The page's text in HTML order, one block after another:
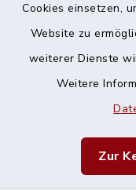
Cookies einsetzen,
Website zu
weiterer Dienste
Weitere
Zur